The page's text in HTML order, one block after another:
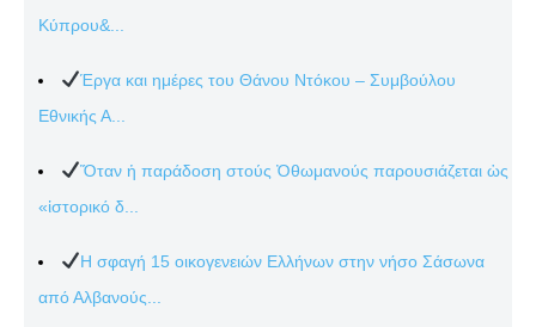
Κύπρου&...
Έργα και ημέρες του Θάνου Ντόκου – Συμβούλου
Εθνικής Α...
Ὅταν ἡ παράδοση στούς Ὀθωμανούς παρουσιάζεται ὡς
«ἱστορικό δ...
Η σφαγή 15 οικογενειών Ελλήνων στην νήσο Σάσωνα
από Αλβανούς...